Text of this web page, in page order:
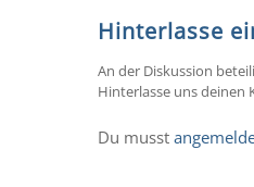
Hinterlasse
An der Diskussion
Hinterlasse uns deinen
Du musst